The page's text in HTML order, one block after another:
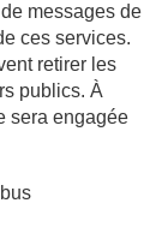
messages de
ces services.
retirer les
publics. À
sera engagée